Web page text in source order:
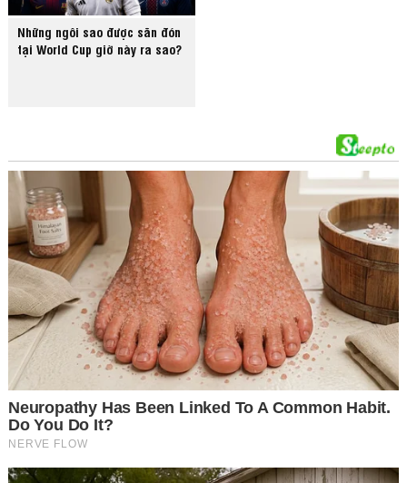
Những ngôi sao được săn đón
tại World Cup giờ này ra sao?